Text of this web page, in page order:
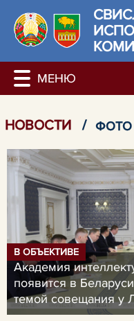
НОВОСТИ / ФОТО
В ОБЪЕКТИВЕ
Академия
появится в
темой совещания у